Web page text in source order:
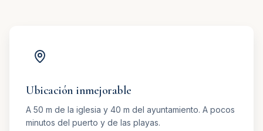
Ubicación inmejorable
A 50 m de la iglesia y 40 m del ayuntamiento. A pocos
minutos del puerto y de las playas.